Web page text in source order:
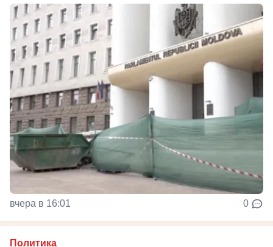
вчера в 16:01 0
Политика